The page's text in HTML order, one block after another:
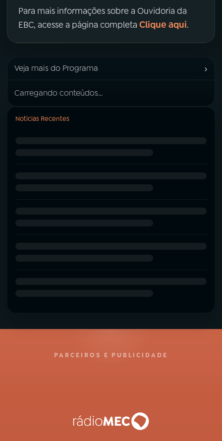
Para mais informações sobre a Ouvidoria da
EBC, acesse a página completa Clique aqui.
Veja mais do Programa ›
Carregando conteúdos...
Notícias Recentes
PARCEIROS E PUBLICIDADE